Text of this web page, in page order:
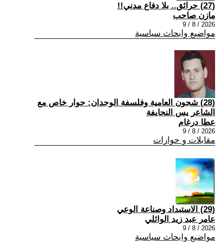
(27) حرائق.. بلا دفاع مدني!!
مازن صاحب
2026 / 8 / 9
مواضيع وابحاث سياسية
(28) شجون العامية وفلسفة الوجدان: حوار خاص مع
الشاعر يس النحايفة
عطا درغام
2026 / 8 / 9
مقابلات و حوارات
(29) الاستبداد وصناعة الوعي
عامر عبد زيد الوائلي
2026 / 8 / 9
مواضيع وابحاث سياسية